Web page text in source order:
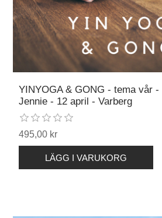
YINYOGA & GONG - tema vår -
Jennie - 12 april - Varberg
495,00 kr